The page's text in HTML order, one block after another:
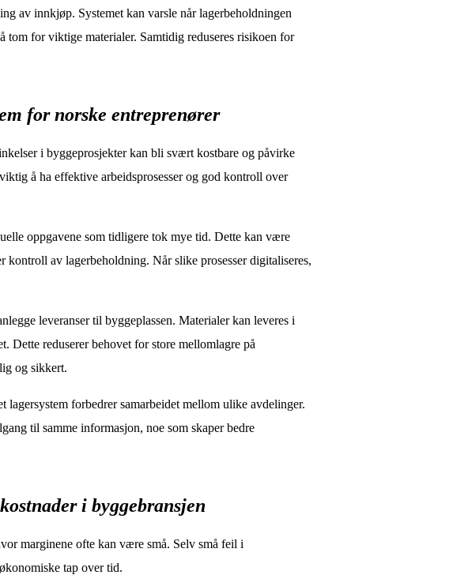
av innkjøp. Systemet kan varsle når lagerbeholdningen
tom for viktige materialer. Samtidig reduseres risikoen for
for norske entreprenører
i byggeprosjekter kan bli svært kostbare og påvirke
å ha effektive arbeidsprosesser og god kontroll over
oppgavene som tidligere tok mye tid. Dette kan være
kontroll av lagerbeholdning. Når slike prosesser digitaliseres,
leveranser til byggeplassen. Materialer kan leveres i
Dette reduserer behovet for store mellomlagre på
og sikkert.
lagersystem forbedrer samarbeidet mellom ulike avdelinger.
til samme informasjon, noe som skaper bedre
i byggebransjen
marginene ofte kan være små. Selv små feil i
tap over tid.